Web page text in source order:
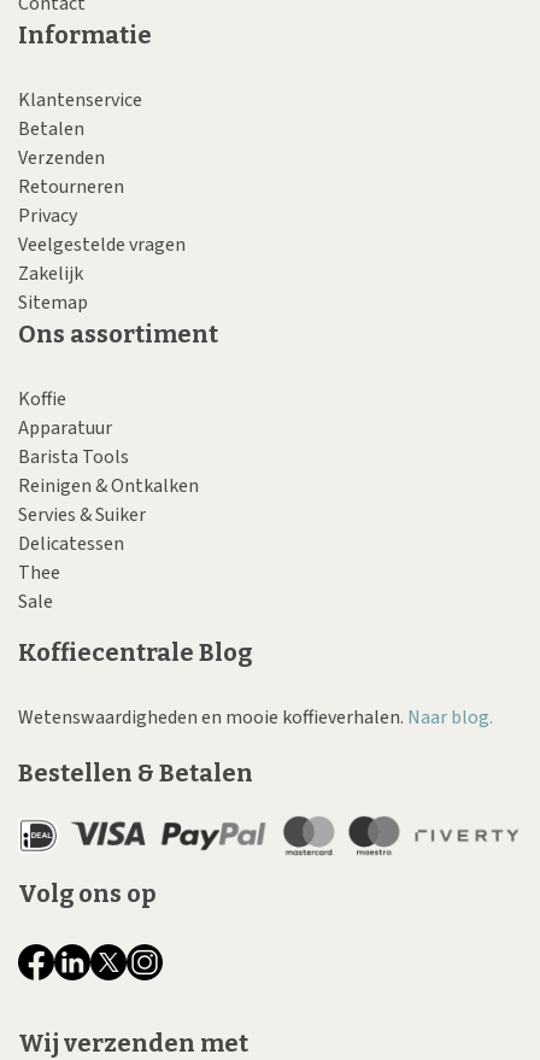
Informatie
Klantenservice
Betalen
Verzenden
Retourneren
Privacy
Veelgestelde vragen
Zakelijk
Sitemap
Ons assortiment
Koffie
Apparatuur
Barista Tools
Reinigen & Ontkalken
Servies & Suiker
Delicatessen
Thee
Sale
Koffiecentrale Blog
Wetenswaardigheden en mooie koffieverhalen. Naar blog.
Bestellen & Betalen
Volg ons op
Wij verzenden met